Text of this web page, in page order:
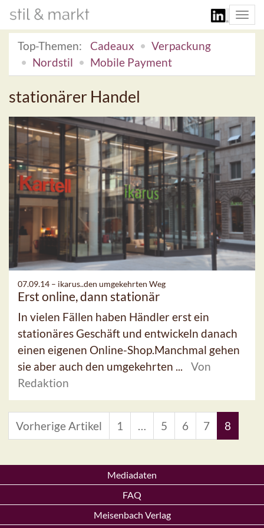
Top-Themen:
Cadeaux
Verpackung
Nordstil
Mobile Payment
stationärer Handel
07.09.14 – ikarus..den umgekehrten Weg
Erst online, dann stationär
In vielen Fällen haben Händler erst ein
stationäres Geschäft und entwickeln danach
einen eigenen Online-Shop.Manchmal gehen
sie aber auch den umgekehrten ...
Von
Redaktion
Vorherige Artikel 1 … 5 6 7 8
Mediadaten
FAQ
Meisenbach Verlag